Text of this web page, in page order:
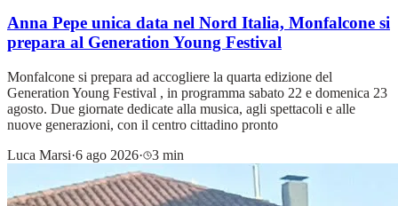
Anna Pepe unica data nel Nord Italia, Monfalcone si
prepara al Generation Young Festival
Monfalcone si prepara ad accogliere la quarta edizione del
Generation Young Festival , in programma sabato 22 e domenica 23
agosto. Due giornate dedicate alla musica, agli spettacoli e alle
nuove generazioni, con il centro cittadino pronto
Luca Marsi·6 ago 2026· 3 min